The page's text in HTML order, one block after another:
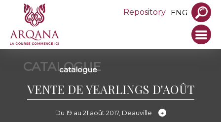
Repository ENG
CATALOGUE
catalogue
VENTE DE YEARLINGS D'AOÛT
Du 19 au 21 août 2017, Deauville